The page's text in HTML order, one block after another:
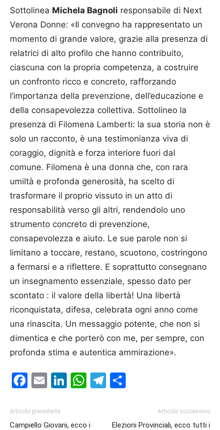
Sottolinea Michela Bagnoli responsabile di Next
Verona Donne: «Il convegno ha rappresentato un
momento di grande valore, grazie alla presenza di
relatrici di alto profilo che hanno contribuito,
ciascuna con la propria competenza, a costruire
un confronto ricco e concreto, rafforzando
l’importanza della prevenzione, dell’educazione e
della consapevolezza collettiva. Sottolineo la
presenza di Filomena Lamberti: la sua storia non è
solo un racconto, è una testimonianza viva di
coraggio, dignità e forza interiore fuori dal
comune. Filomena è una donna che, con rara
umiltà e profonda generosità, ha scelto di
trasformare il proprio vissuto in un atto di
responsabilità verso gli altri, rendendolo uno
strumento concreto di prevenzione,
consapevolezza e aiuto. Le sue parole non si
limitano a toccare, restano, scuotono, costringono
a fermarsi e a riflettere. E soprattutto consegnano
un insegnamento essenziale, spesso dato per
scontato : il valore della libertà! Una libertà
riconquistata, difesa, celebrata ogni anno come
una rinascita. Un messaggio potente, che non si
dimentica e che porterò con me, per sempre, con
profonda stima e autentica ammirazione».
Facebook
EmailLinkedIn
WhatsApp
Telegram
Articolo precedente
Campiello Giovani, ecco i
Articolo successivo
Elezioni Provinciali, ecco tutti i